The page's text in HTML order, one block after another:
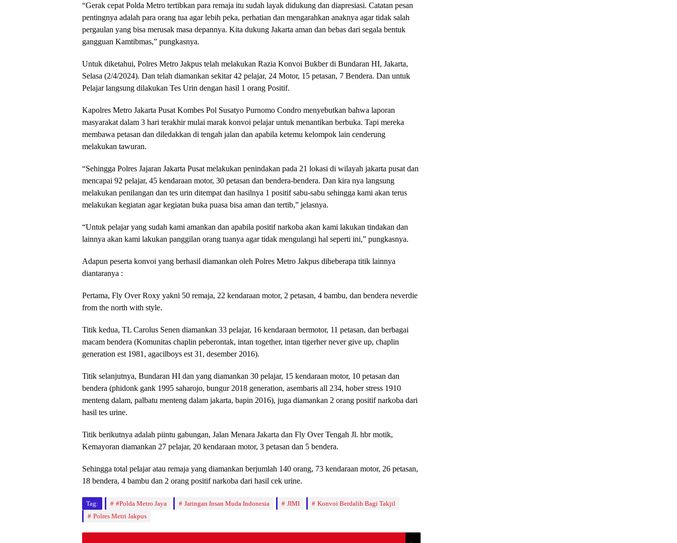
“Gerak cepat Polda Metro tertibkan para remaja itu sudah layak didukung dan diapresiasi. Catatan pesan
pentingnya adalah para orang tua agar lebih peka, perhatian dan mengarahkan anaknya agar tidak salah
pergaulan yang bisa merusak masa depannya. Kita dukung Jakarta aman dan bebas dari segala bentuk
gangguan Kamtibmas,” pungkasnya.
Untuk diketahui, Polres Metro Jakpus telah melakukan Razia Konvoi Bukber di Bundaran HI, Jakarta,
Selasa (2/4/2024). Dan telah diamankan sekitar 42 pelajar, 24 Motor, 15 petasan, 7 Bendera. Dan untuk
Pelajar langsung dilakukan Tes Urin dengan hasil 1 orang Positif.
Kapolres Metro Jakarta Pusat Kombes Pol Susatyo Purnomo Condro menyebutkan bahwa laporan
masyarakat dalam 3 hari terakhir mulai marak konvoi pelajar untuk menantikan berbuka. Tapi mereka
membawa petasan dan diledakkan di tengah jalan dan apabila ketemu kelompok lain cenderung
melakukan tawuran.
“Sehingga Polres Jajaran Jakarta Pusat melakukan penindakan pada 21 lokasi di wilayah jakarta pusat dan
mencapai 92 pelajar, 45 kendaraan motor, 30 petasan dan bendera-bendera. Dan kira nya langsung
melakukan penilangan dan tes urin ditempat dan hasilnya 1 positif sabu-sabu sehingga kami akan terus
melakukan kegiatan agar kegiatan buka puasa bisa aman dan tertib,” jelasnya.
“Untuk pelajar yang sudah kami amankan dan apabila positif narkoba akan kami lakukan tindakan dan
lainnya akan kami lakukan panggilan orang tuanya agar tidak mengulangi hal seperti ini,” pungkasnya.
Adapun peserta konvoi yang berhasil diamankan oleh Polres Metro Jakpus dibeberapa titik lainnya
diantaranya :
Pertama, Fly Over Roxy yakni 50 remaja, 22 kendaraan motor, 2 petasan, 4 bambu, dan bendera neverdie
from the north with style.
Titik kedua, TL Carolus Senen diamankan 33 pelajar, 16 kendaraan bermotor, 11 petasan, dan berbagai
macam bendera (Komunitas chaplin peberontak, intan together, intan tigerher never give up, chaplin
generation est 1981, agacilboys est 31, desember 2016).
Titik selanjutnya, Bundaran HI dan yang diamankan 30 pelajar, 15 kendaraan motor, 10 petasan dan
bendera (phidonk gank 1995 saharojo, bungur 2018 generation, asembaris all 234, hober stress 1910
menteng dalam, palbatu menteng dalam jakarta, bapin 2016), juga diamankan 2 orang positif narkoba dari
hasil tes urine.
Titik berikutnya adalah piintu gabungan, Jalan Menara Jakarta dan Fly Over Tengah Jl. hbr motik,
Kemayoran diamankan 27 pelajar, 20 kendaraan motor, 3 petasan dan 5 bendera.
Sehingga total pelajar atau remaja yang diamankan berjumlah 140 orang, 73 kendaraan motor, 26 petasan,
18 bendera, 4 bambu dan 2 orang positif narkoba dari hasil cek urine.
Tag: #Polda Metro Jaya Jaringan Insan Muda Indonesia JIMI
Konvoi Berdalih Bagi Takjil
Polres Metri Jakpus